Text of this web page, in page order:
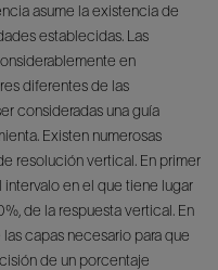
asume la existencia de
establecidas. Las
en
diferentes de las
consideradas una guía
Existen numerosas
resolución vertical. En primer
en el que tiene lugar
de la respuesta vertical. En
capas necesario para que
de un porcentaje